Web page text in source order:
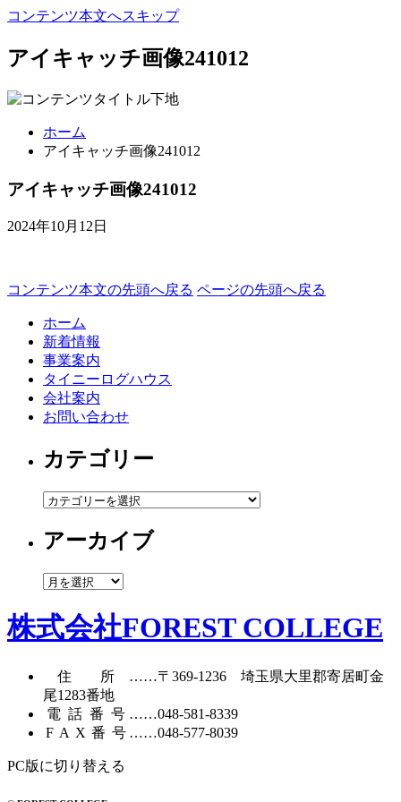
コンテンツ本文へスキップ
アイキャッチ画像241012
ホーム
アイキャッチ画像241012
アイキャッチ画像241012
2024年10月12日
コンテンツ本文の先頭へ戻る ページの先頭へ戻る
ホーム
新着情報
事業案内
タイニーログハウス
会社案内
お問い合わせ
カテゴリー
カ
ゴ
ー
アーカイブ
ア
カ
イ
株式会社FOREST COLLEGE
住所……〒369-1236 埼玉県大里郡寄居町金
尾1283番地
電話番号……048-581-8339
FAX番号……048-577-8039
PC版に切り替える